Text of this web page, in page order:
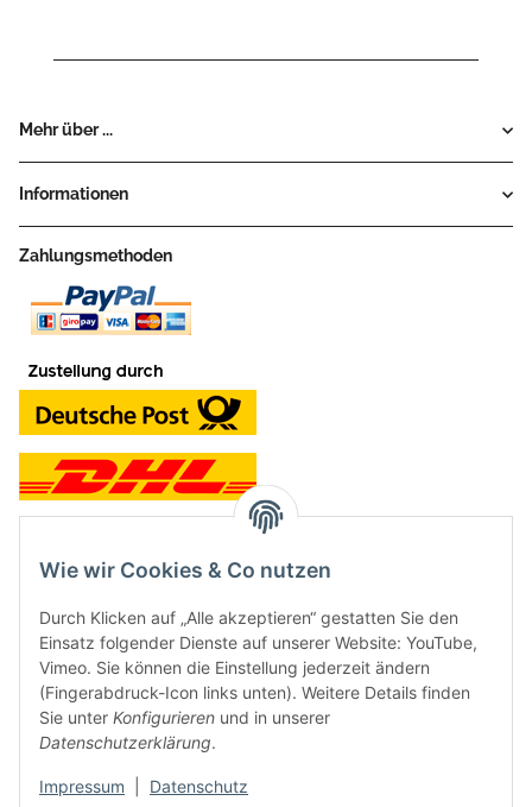
Mehr über ...
Informationen
Zahlungsmethoden
Neben dem Onlineshop haben wir ein Ladengeschäft in Hütten:
Frontline Games
Färbereiweg 3A
24358 Hütten
Wie wir Cookies & Co nutzen
Durch Klicken auf „Alle akzeptieren“ gestatten Sie den
Einsatz folgender Dienste auf unserer Website: YouTube,
Vimeo. Sie können die Einstellung jederzeit ändern
(Fingerabdruck-Icon links unten). Weitere Details finden
Sie unter Konfigurieren und in unserer
Datenschutzerklärung.
Impressum Datenschutz